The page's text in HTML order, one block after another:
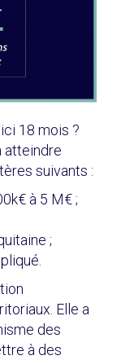
18 mois ?
atteindre
suivants :
à 5 M€ ;
;
Elle a
des
à des